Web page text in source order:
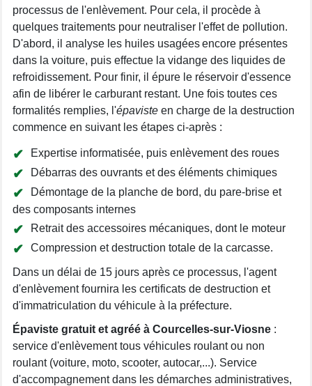
processus de l'enlèvement. Pour cela, il procède à
quelques traitements pour neutraliser l'effet de pollution.
D'abord, il analyse les huiles usagées encore présentes
dans la voiture, puis effectue la vidange des liquides de
refroidissement. Pour finir, il épure le réservoir d'essence
afin de libérer le carburant restant. Une fois toutes ces
formalités remplies, l'épaviste en charge de la destruction
commence en suivant les étapes ci-après :
Expertise informatisée, puis enlèvement des roues
Débarras des ouvrants et des éléments chimiques
Démontage de la planche de bord, du pare-brise et
des composants internes
Retrait des accessoires mécaniques, dont le moteur
Compression et destruction totale de la carcasse.
Dans un délai de 15 jours après ce processus, l'agent
d'enlèvement fournira les certificats de destruction et
d'immatriculation du véhicule à la préfecture.
Épaviste gratuit et agréé à Courcelles-sur-Viosne :
service d'enlèvement tous véhicules roulant ou non
roulant (voiture, moto, scooter, autocar,...). Service
d'accompagnement dans les démarches administratives,